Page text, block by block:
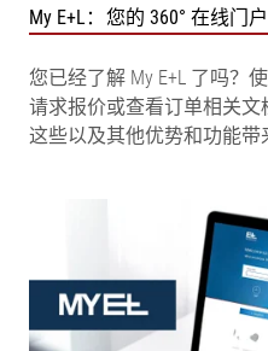
My E+L：您的 360° 在线门户
您已经了解 My E+L 了吗？
请求报价或查看订单相关
这些以及其他优势和功能带